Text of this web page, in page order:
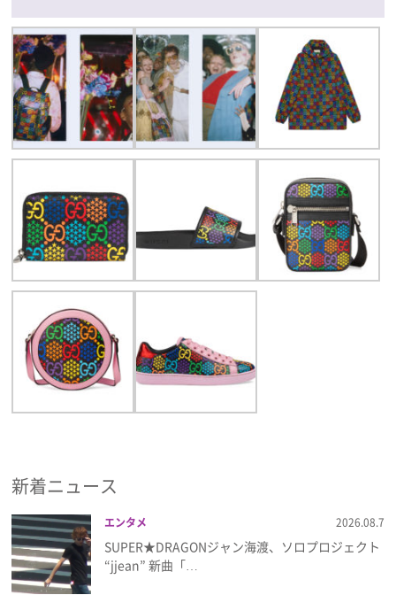
新着ニュース
エンタメ 2026.08.7
SUPER★DRAGONジャン海渡、ソロプロジェクト
“jjean” 新曲「…